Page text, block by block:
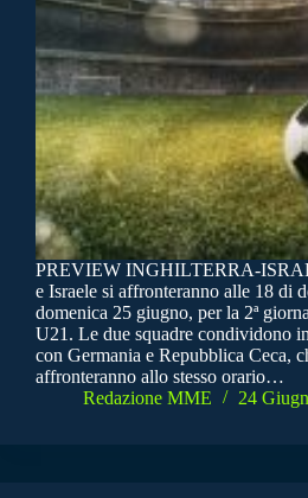
PREVIEW INGHILTERRA-
e Israele si affronteranno alle 18 di
domenica 25 giugno, per la 2ª
U21. Le due squadre condividono
con Germania e Repubblica Ceca,
affronteranno allo stesso orario…
Redazione MME
24